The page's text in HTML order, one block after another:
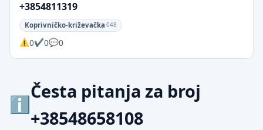
+3854811319
Koprivničko-križevačka 048
0 0 0
Česta pitanja za broj
+38548658108